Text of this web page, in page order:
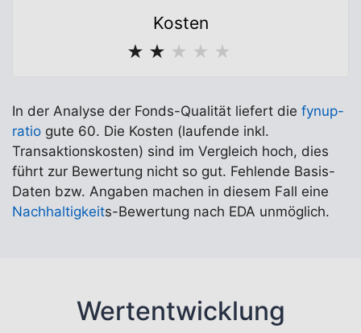
Kosten
★ ★ ★ ★ ★
In der Analyse der Fonds-Qualität liefert die fynup-
ratio gute 60. Die Kosten (laufende inkl.
Transaktionskosten) sind im Vergleich hoch, dies
führt zur Bewertung nicht so gut. Fehlende Basis-
Daten bzw. Angaben machen in diesem Fall eine
Nachhaltigkeits-Bewertung nach EDA unmöglich.
Wertentwicklung